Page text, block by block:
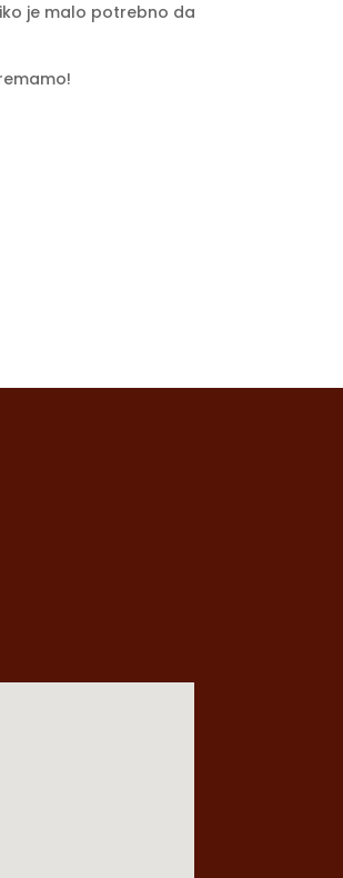
je malo potrebno da